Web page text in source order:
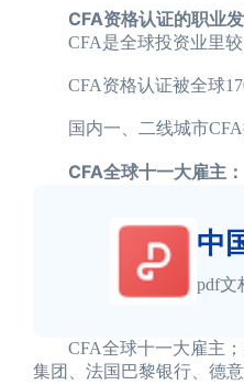
CFA资格认证的职业发
CFA是全球投资业里较
CFA资格认证被全球
国内一、二线城市CFA
CFA全球十一大雇主：
中
pdf文
CFA全球十一大雇主；
集团、法国巴黎银行、德